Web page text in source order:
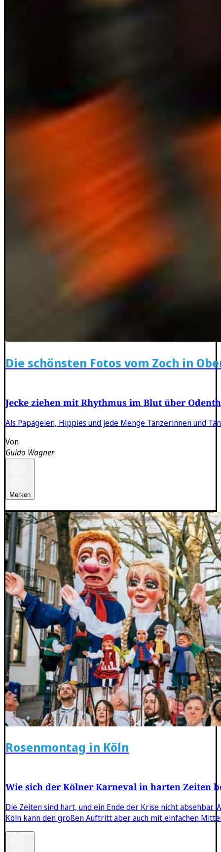
Die schönsten Fotos vom Zoch in
Jecke ziehen mit Rhythmus im Blut über
Als Papageien, Hippies und jede Menge Tänzerinnen und
Von
Guido Wagner
Merken
Rosenmontag in Köln
Wie sich der Kölner Karneval in harten Zeiten
Die Zeiten sind hart, und ein Ende der Krise nicht absehbar.
Köln kann den großen Auftritt aber auch mit einfachen